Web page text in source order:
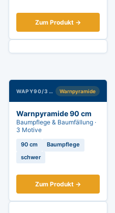
Zum Produkt →
WAPY90/342 Warnpyramide
Warnpyramide 90 cm
Baumpflege & Baumfällung ·
3 Motive
90 cm
Baumpflege
schwer
Zum Produkt →